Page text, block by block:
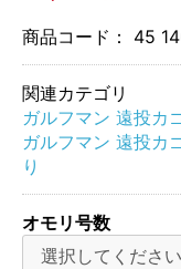
商品コード： 45
関連カテゴリ
ガルフマン 遠投カ
ガルフマン 遠投カ
り
オモリ号数